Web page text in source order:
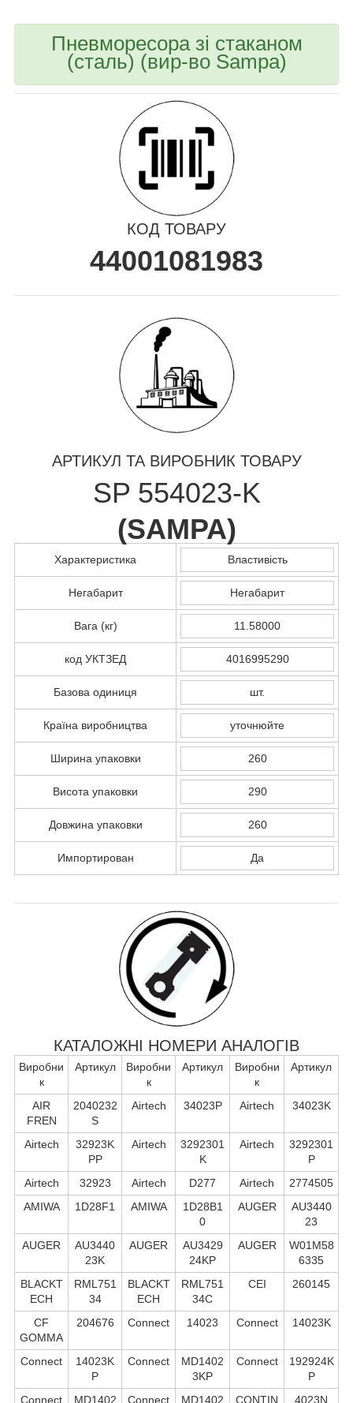
Пневморесора зі стаканом
(сталь) (вир-во Sampa)
КОД ТОВАРУ
44001081983
АРТИКУЛ ТА ВИРОБНИК ТОВАРУ
SP 554023-K
(SAMPA)
Характеристика Властивість
Негабарит Негабарит
Вага (кг) 11.58000
код УКТЗЕД 4016995290
Базова одиниця шт.
Країна виробництва уточнюйте
Ширина упаковки 260
Висота упаковки 290
Довжина упаковки 260
Импортирован Да
КАТАЛОЖНІ НОМЕРИ АНАЛОГІВ
Виробни
к
Артикул
Виробни
к
Артикул
Виробни
к
Артикул
AIR
FREN
2040232
S
Airtech 34023P Airtech 34023K
Airtech
32923K
PP
Airtech
3292301
K
Airtech
3292301
P
Airtech
32923 Airtech D277 Airtech
2774505
AMIWA
1D28F1 AMIWA
1D28B1
0
AUGER
AU3440
23
AUGER
AU3440
23K
AUGER
AU3429
24KP
AUGER
W01M58
6335
BLACKT
ECH
RML751
34
BLACKT
ECH
RML751
34C
CEI 260145
CF
GOMMA
204676 Connect 14023 Connect 14023K
Connect
14023K
P
Connect
MD1402
3KP
Connect
192924K
P
Connect
MD1402 Connect MD1402 CONTIN 4023N